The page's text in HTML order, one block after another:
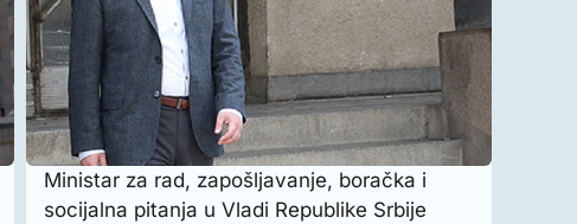
Ministar za rad, zapošljavanje, boračka i
socijalna pitanja u Vladi Republike Srbije